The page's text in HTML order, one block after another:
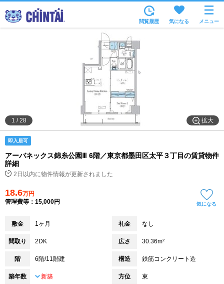
住所から
家賃相場から
通勤通学時間から
物件特集から
不動産会社から
閲覧履歴 気になる メニュー
拡大
1 /28
即入居可
アーバネックス錦糸公園Ⅲ 6階／東京都墨田区太平３丁目の賃貸物件
詳細
2日以内に物件情報が更新されました
18.6万円
管理費等：15,000円
気になる
敷金 1ヶ月 礼金 なし
間取り 2DK 広さ 30.36m²
階 6階/11階建 構造 鉄筋コンクリート造
築年数 新築 方位 東